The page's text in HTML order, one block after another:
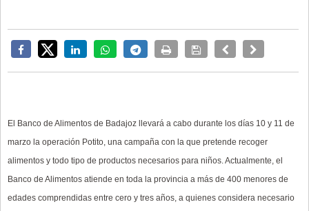
El Banco de Alimentos de Badajoz llevará a cabo durante los días 10 y 11 de
marzo la operación Potito, una campaña con la que pretende recoger
alimentos y todo tipo de productos necesarios para niños. Actualmente, el
Banco de Alimentos atiende en toda la provincia a más de 400 menores de
edades comprendidas entre cero y tres años, a quienes considera necesario